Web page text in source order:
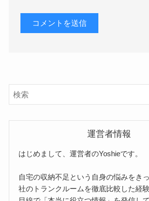
運営者情報
はじめまして、運営者のYoshieです。
自宅の収納不足という自身の悩みをき
社のトランクルームを徹底比較した経